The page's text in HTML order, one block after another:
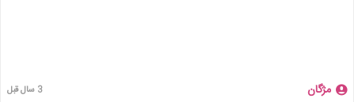
مژگان 3 سال قبل